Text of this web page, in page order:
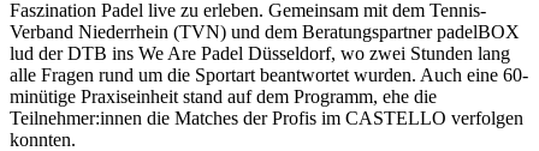
Wir verwenden Cookies, um Inhalte und Anzeigen zu
personalisieren, Funktionen für soziale Medien anbieten
zu können und die Zugriffe auf unsere Website zu
analysieren. Außerdem geben wir Informationen zu Ihrer
Verwendung unserer Website an unsere Partner für
Faszination Padel live zu erleben. Gemeinsam mit dem Tennis-
Verband Niederrhein (TVN) und dem Beratungspartner padelBOX
lud der DTB ins We Are Padel Düsseldorf, wo zwei Stunden lang
alle Fragen rund um die Sportart beantwortet wurden. Auch eine 60-
minütige Praxiseinheit stand auf dem Programm, ehe die
Teilnehmer:innen die Matches der Profis im CASTELLO verfolgen
konnten.